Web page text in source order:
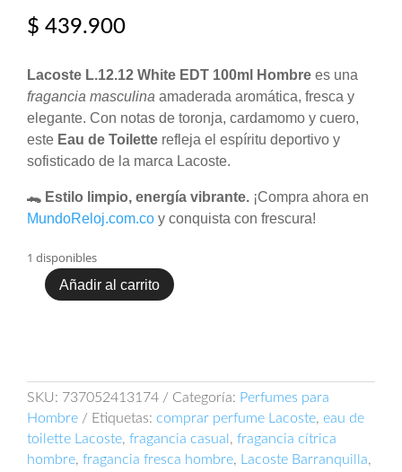
$ 439.900
Lacoste L.12.12 White EDT 100ml Hombre es una
fragancia masculina amaderada aromática, fresca y
elegante. Con notas de toronja, cardamomo y cuero,
este Eau de Toilette refleja el espíritu deportivo y
sofisticado de la marca Lacoste.
🐊 Estilo limpio, energía vibrante. ¡Compra ahora en
MundoReloj.com.co y conquista con frescura!
1 disponibles
Perfume
Edt
100
Ml
cantidad
Añadir al carrito
SKU: 737052413174 Categoría: Perfumes para
Hombre
Etiquetas: comprar perfume Lacoste, eau de
toilette Lacoste, fragancia casual , fragancia cítrica
hombre, fragancia fresca hombre, Lacoste Barranquilla,